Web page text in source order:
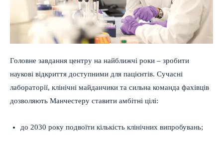
Головне завдання центру на найближчі роки – зробити
наукові відкриття доступними для пацієнтів. Сучасні
лабораторії, клінічні майданчики та сильна команда фахівців
дозволяють Манчестеру ставити амбітні цілі:
до 2030 року подвоїти кількість клінічних випробувань;